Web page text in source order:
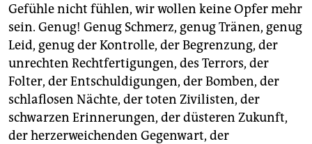
Gefühle nicht fühlen, wir wollen keine Opfer mehr
sein. Genug! Genug Schmerz, genug Tränen, genug
Leid, genug der Kontrolle, der Begrenzung, der
unrechten Rechtfertigungen, des Terrors, der
Folter, der Entschuldigungen, der Bomben, der
schlaflosen Nächte, der toten Zivilisten, der
schwarzen Erinnerungen, der düsteren Zukunft,
der herzerweichenden Gegenwart, der